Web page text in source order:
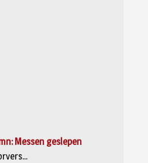
Messen geslepen